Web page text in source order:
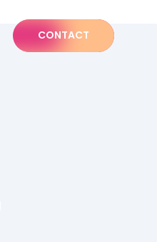
CONTACT